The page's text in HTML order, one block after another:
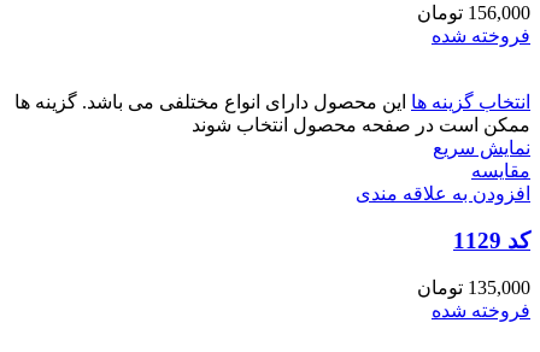
156,000 تومان
فروخته شده
انتخاب گزینه ها این محصول دارای انواع مختلفی می باشد. گزینه ها
ممکن است در صفحه محصول انتخاب شوند
نمایش سریع
مقايسه
افزودن به علاقه مندی
کد 1129
135,000 تومان
فروخته شده